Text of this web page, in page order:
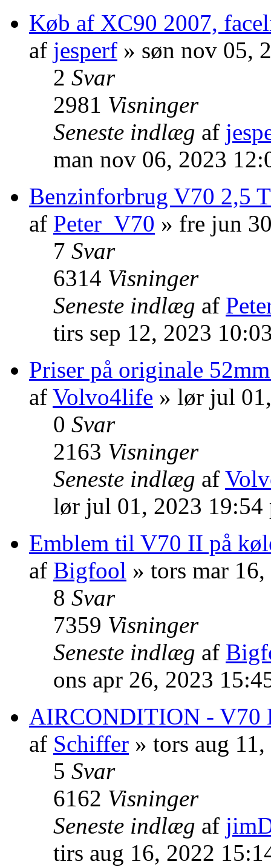
Køb af XC90 2007,
af jesperf » søn nov 05,
2 Svar
2981 Visninger
Seneste indlæg af
man nov 06, 2023
Benzinforbrug V70 2,5
af Peter_V70 » fre jun
7 Svar
6314 Visninger
Seneste indlæg af
tirs sep 12, 2023
Priser på originale
af Volvo4life » lør jul
0 Svar
2163 Visninger
Seneste indlæg af
lør jul 01, 2023 19:54
Emblem til V70 II på
af Bigfool » tors mar
8 Svar
7359 Visninger
Seneste indlæg af
ons apr 26, 2023
AIRCONDITION - V70
af Schiffer » tors aug
5 Svar
6162 Visninger
Seneste indlæg af
tirs aug 16, 2022